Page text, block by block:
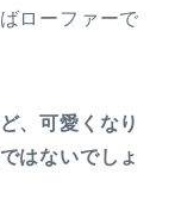
ローファーで
、可愛くなり
はないでしょ